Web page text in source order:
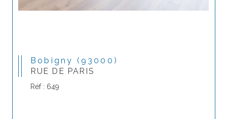
Bobigny (93000)
RUE DE PARIS
Réf : 649